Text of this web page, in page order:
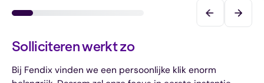
Solliciteren werkt zo
Bij Fendix vinden we een persoonlijke klik enorm